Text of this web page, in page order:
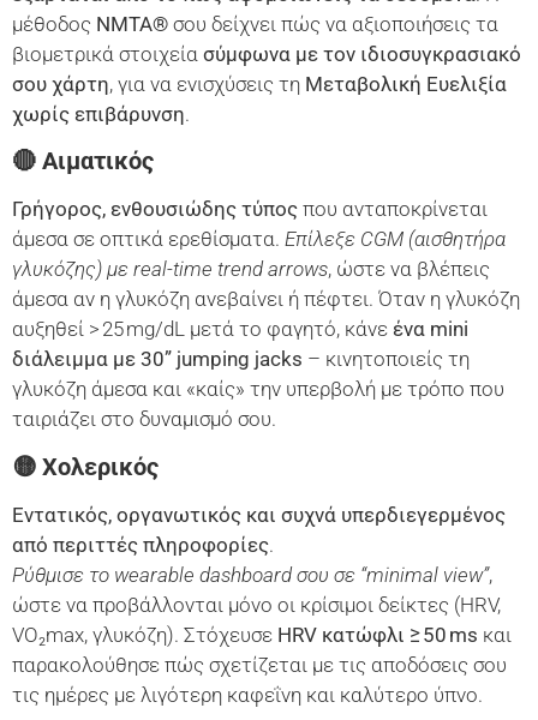
μέθοδος NMTA® σου δείχνει πώς να αξιοποιήσεις τα
βιομετρικά στοιχεία σύμφωνα με τον ιδιοσυγκρασιακό
σου χάρτη, για να ενισχύσεις τη Μεταβολική Ευελιξία
χωρίς επιβάρυνση.
🔴 Αιματικός
Γρήγορος, ενθουσιώδης τύπος που ανταποκρίνεται
άμεσα σε οπτικά ερεθίσματα. Επίλεξε CGM (αισθητήρα
γλυκόζης) με real-time trend arrows, ώστε να βλέπεις
άμεσα αν η γλυκόζη ανεβαίνει ή πέφτει. Όταν η γλυκόζη
αυξηθεί > 25 mg/dL μετά το φαγητό, κάνε ένα mini
διάλειμμα με 30” jumping jacks – κινητοποιείς τη
γλυκόζη άμεσα και «καίς» την υπερβολή με τρόπο που
ταιριάζει στο δυναμισμό σου.
🟡 Χολερικός
Εντατικός, οργανωτικός και συχνά υπερδιεγερμένος
από περιττές πληροφορίες.
Ρύθμισε το wearable dashboard σου σε “minimal view”,
ώστε να προβάλλονται μόνο οι κρίσιμοι δείκτες (HRV,
VO₂max, γλυκόζη). Στόχευσε HRV κατώφλι ≥ 50 ms και
παρακολούθησε πώς σχετίζεται με τις αποδόσεις σου
τις ημέρες με λιγότερη καφεΐνη και καλύτερο ύπνο.